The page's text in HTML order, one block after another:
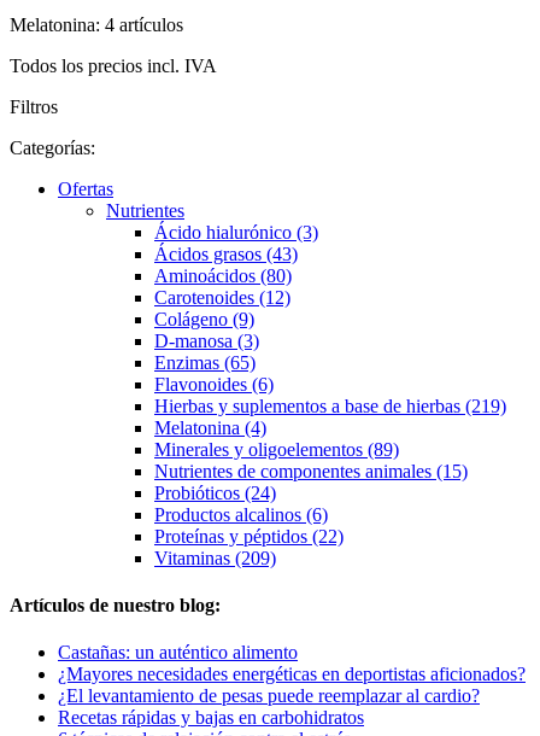
Melatonina: 4 artículos
Todos los precios incl. IVA
Filtros
Categorías:
Ofertas
Nutrientes
Ácido hialurónico (3)
Ácidos grasos (43)
Aminoácidos (80)
Carotenoides (12)
Colágeno (9)
D-manosa (3)
Enzimas (65)
Flavonoides (6)
Hierbas y suplementos a base de hierbas (219)
Melatonina (4)
Minerales y oligoelementos (89)
Nutrientes de componentes animales (15)
Probióticos (24)
Productos alcalinos (6)
Proteínas y péptidos (22)
Vitaminas (209)
Artículos de nuestro blog:
Castañas: un auténtico alimento
¿Mayores necesidades energéticas en deportistas aficionados?
¿El levantamiento de pesas puede reemplazar al cardio?
Recetas rápidas y bajas en carbohidratos